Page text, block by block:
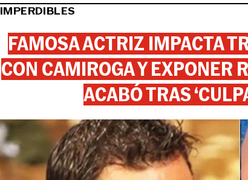
IMPERDIBLES
FAMOSA ACTRIZ IMPACTA
CON CAMIROGA Y EXPONER
ACABÓ TRAS